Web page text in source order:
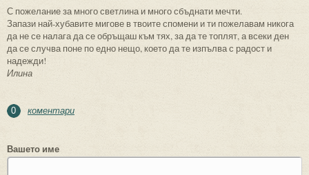
С пожелание за много светлина и много сбъднати мечти.
Запази най-хубавите мигове в твоите спомени и ти пожелавам никога
да не се налага да се обръщаш към тях, за да те топлят, а всеки ден
да се случва поне по едно нещо, което да те изпълва с радост и
надежди!
Илина
0 коментари
Вашето име